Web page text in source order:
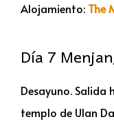
Alojamiento: The
Día 7
Desayuno. Salida
templo de Ulan